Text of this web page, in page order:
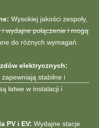
Wysokiej jakości zespoły,
wydajne połączenie i mogą
do różnych wymagań.
elektrycznych:
zapewniają stabilne i
łatwe w instalacji i
PV i EV: Wydajne stacje